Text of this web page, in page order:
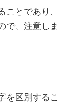
とであり、
で、注意しま
を区別するこ